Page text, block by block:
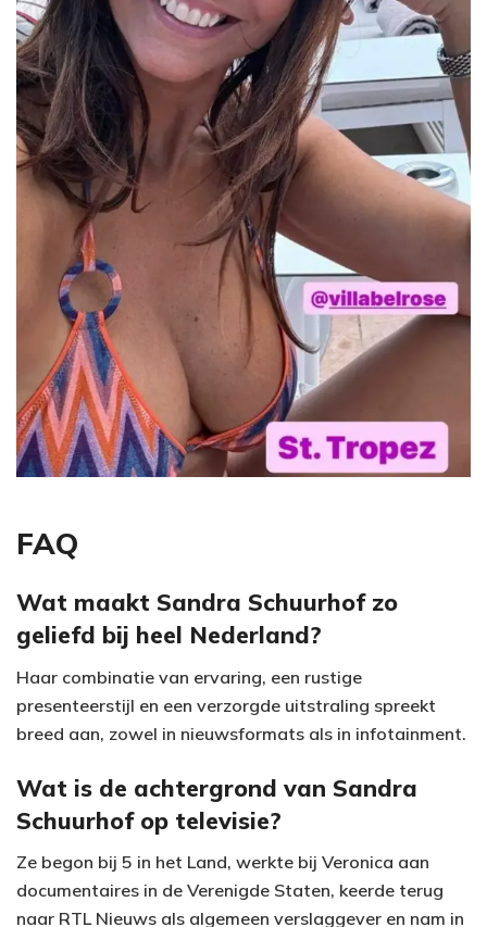
FAQ
Wat maakt Sandra Schuurhof zo
geliefd bij heel Nederland?
Haar combinatie van ervaring, een rustige
presenteerstijl en een verzorgde uitstraling spreekt
breed aan, zowel in nieuwsformats als in infotainment.
Wat is de achtergrond van Sandra
Schuurhof op televisie?
Ze begon bij 5 in het Land, werkte bij Veronica aan
documentaires in de Verenigde Staten, keerde terug
naar RTL Nieuws als algemeen verslaggever en nam in